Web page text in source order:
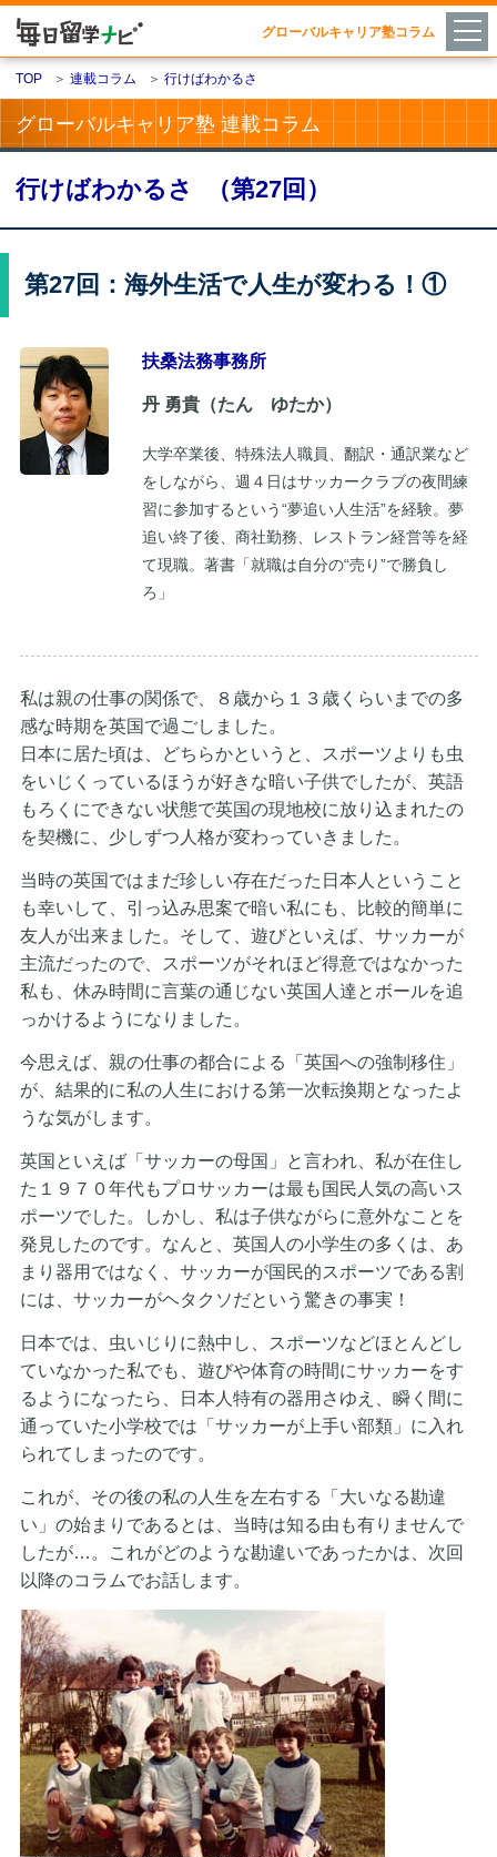
グローバルキャリア塾コラム
TOP ＞ 連載コラム ＞ 行けばわかるさ
グローバルキャリア塾 連載コラム
行けばわかるさ （第27回）
第27回：海外生活で人生が変わる！①
扶桑法務事務所
丹 勇貴（たん ゆたか）
大学卒業後、特殊法人職員、翻訳・通訳業など
をしながら、週４日はサッカークラブの夜間練
習に参加するという“夢追い人生活”を経験。夢
追い終了後、商社勤務、レストラン経営等を経
て現職。著書「就職は自分の“売り”で勝負し
ろ」
私は親の仕事の関係で、８歳から１３歳くらいまでの多
感な時期を英国で過ごしました。
日本に居た頃は、どちらかというと、スポーツよりも虫
をいじくっているほうが好きな暗い子供でしたが、英語
もろくにできない状態で英国の現地校に放り込まれたの
を契機に、少しずつ人格が変わっていきました。
当時の英国ではまだ珍しい存在だった日本人ということ
も幸いして、引っ込み思案で暗い私にも、比較的簡単に
友人が出来ました。そして、遊びといえば、サッカーが
主流だったので、スポーツがそれほど得意ではなかった
私も、休み時間に言葉の通じない英国人達とボールを追
っかけるようになりました。
今思えば、親の仕事の都合による「英国への強制移住」
が、結果的に私の人生における第一次転換期となったよ
うな気がします。
英国といえば「サッカーの母国」と言われ、私が在住し
た１９７０年代もプロサッカーは最も国民人気の高いス
ポーツでした。しかし、私は子供ながらに意外なことを
発見したのです。なんと、英国人の小学生の多くは、あ
まり器用ではなく、サッカーが国民的スポーツである割
には、サッカーがヘタクソだという驚きの事実！
日本では、虫いじりに熱中し、スポーツなどほとんどし
ていなかった私でも、遊びや体育の時間にサッカーをす
るようになったら、日本人特有の器用さゆえ、瞬く間に
通っていた小学校では「サッカーが上手い部類」に入れ
られてしまったのです。
これが、その後の私の人生を左右する「大いなる勘違
い」の始まりであるとは、当時は知る由も有りませんで
したが…。これがどのような勘違いであったかは、次回
以降のコラムでお話します。